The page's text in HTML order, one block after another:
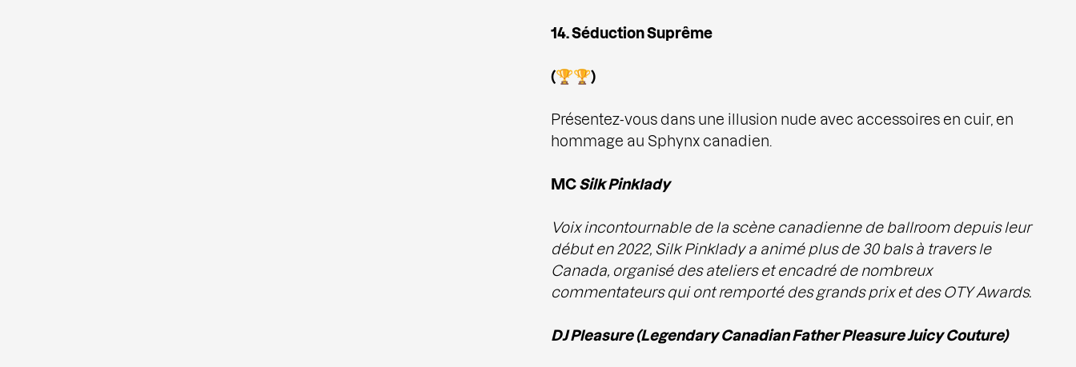
14. Séduction Suprême
(🏆🏆)
Présentez-vous dans une illusion nude avec accessoires en cuir, en
hommage au Sphynx canadien.
MCSilk Pinklady
Voix incontournable de la scène canadienne de ballroom depuis leur
début en 2022, Silk Pinklady a animé plus de 30 bals à travers le
Canada, organisé des ateliers et encadré de nombreux
commentateurs qui ont remporté des grands prix et des OTY Awards.
DJ Pleasure (Legendary Canadian Father Pleasure Juicy Couture)